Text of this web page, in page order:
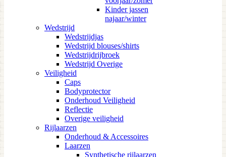
Kinder jassen
najaar/winter
Wedstrijd
Wedstrijdjas
Wedstrijd blouses/shirts
Wedstrijdrijbroek
Wedstrijd Overige
Veiligheid
Caps
Bodyprotector
Onderhoud Veiligheid
Reflectie
Overige veiligheid
Rijlaarzen
Onderhoud & Accessoires
Laarzen
Synthetische rijlaarzen